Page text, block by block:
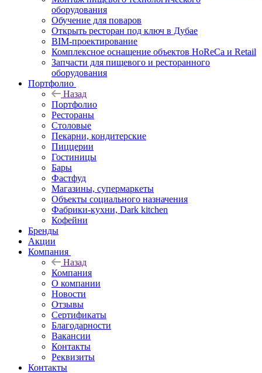
оборудования
Обучение для поваров
Открыть ресторан под ключ в Дубае
BIM-проектирование
Комплексное оснащение объектов HoReCa и Retail
Запчасти для пищевого и ресторанного
оборудования
Портфолио
Назад
Портфолио
Рестораны
Столовые
Пекарни, кондитерские
Пиццерии
Гостиницы
Бары
Фастфуд
Магазины, супермаркеты
Объекты социального назначения
Фабрики-кухни, Dark kitchen
Кофейни
Бренды
Акции
Компания
Назад
Компания
О компании
Новости
Отзывы
Сертификаты
Благодарности
Вакансии
Контакты
Реквизиты
Контакты